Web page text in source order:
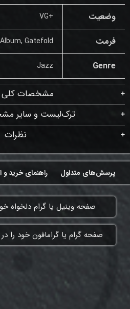
وضعیت +VG
فرمت Gatefold
Genre
Jazz
مشخصات
ترک‌لیست و سایر
نظرات
راهنمای خرید و پرسش‌های متداول
​صفحه وینیل یا گرام دلخواه
​صفحه گرام یا گرامافون خود را